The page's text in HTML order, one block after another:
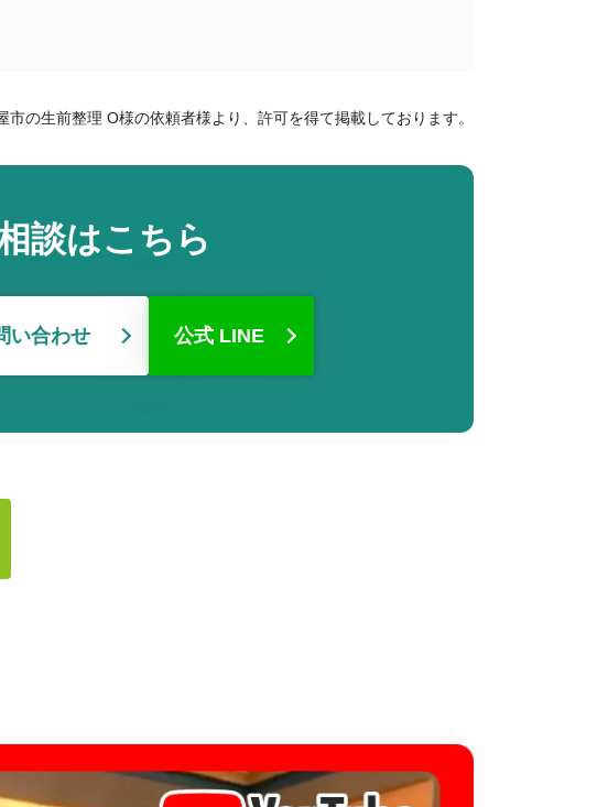
の生前整理 O様の依頼者様より、許可を得て掲載しております。
談はこちら
い合わせ 公式 LINE